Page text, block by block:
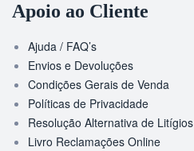
Apoio ao Cliente
Ajuda / FAQ’s
Envios e Devoluções
Condições Gerais de Venda
Políticas de Privacidade
Resolução Alternativa de Litígios
Livro Reclamações Online